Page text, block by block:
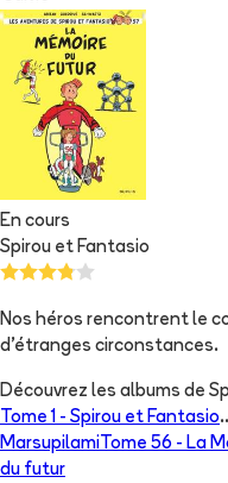
En cours
Spirou et Fantasio
Nos héros rencontrent le
d'étranges circonstances.
Découvrez les albums de
Tome 1 - Spirou et Fantasio
Marsupilami Tome 56 - La
du futur